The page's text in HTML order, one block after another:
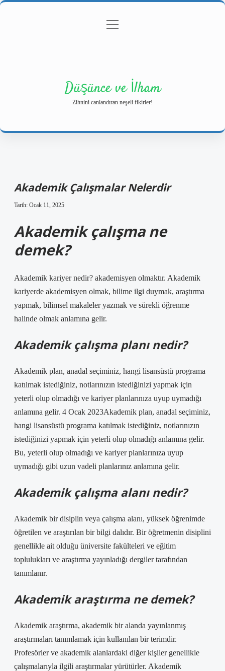
Gizlilik Politikası
menüyü
Düşünce ve İlham
Zihnini canlandıran neşeli fikirler!
Akademik Çalışmalar Nelerdir
Tarih: Ocak 11, 2025
Akademik çalışma ne
demek?
Akademik kariyer nedir? akademisyen olmaktır. Akademik
kariyerde akademisyen olmak, bilime ilgi duymak, araştırma
yapmak, bilimsel makaleler yazmak ve sürekli öğrenme
halinde olmak anlamına gelir.
Akademik çalışma planı nedir?
Akademik plan, anadal seçiminiz, hangi lisansüstü programa
katılmak istediğiniz, notlarınızın istediğinizi yapmak için
yeterli olup olmadığı ve kariyer planlarınıza uyup uymadığı
anlamına gelir. 4 Ocak 2023Akademik plan, anadal seçiminiz,
hangi lisansüstü programa katılmak istediğiniz, notlarınızın
istediğinizi yapmak için yeterli olup olmadığı anlamına gelir.
Bu, yeterli olup olmadığı ve kariyer planlarınıza uyup
uymadığı gibi uzun vadeli planlarınız anlamına gelir.
Akademik çalışma alanı nedir?
Akademik bir disiplin veya çalışma alanı, yüksek öğrenimde
öğretilen ve araştırılan bir bilgi dalıdır. Bir öğretmenin disiplini
genellikle ait olduğu üniversite fakülteleri ve eğitim
toplulukları ve araştırma yayınladığı dergiler tarafından
tanımlanır.
Akademik araştırma ne demek?
Akademik araştırma, akademik bir alanda yayınlanmış
araştırmaları tanımlamak için kullanılan bir terimdir.
Profesörler ve akademik alanlardaki diğer kişiler genellikle
çalışmalarıyla ilgili araştırmalar yürütürler. Akademik